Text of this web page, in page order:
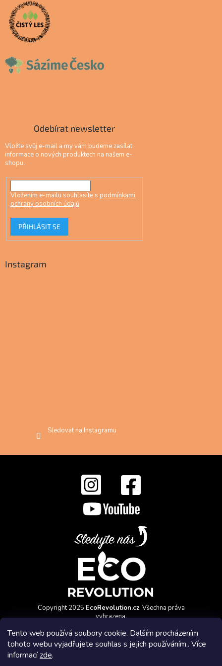
Tento web používá soubory cookie. Dalším procházením
tohoto webu vyjadřujete souhlas s jejich používáním.. Více
informacízde.
Odebírat newsletter
Vložte svůj e-mail a my vám budeme zasílat
informace o nových produktech na našem e-
shopu.
Vložením e-mailu souhlasíte s podmínkami
ochrany osobních údajů
PŘIHLÁSIT SE
Instagram
Sledovat na Instagramu
Copyright 2025 EcoRevolution.cz. Všechna práva
vyhrazena.